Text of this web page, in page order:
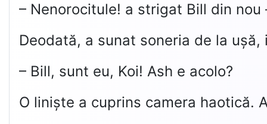
– Nenorocitule! a strigat Bill din
Deodată, a sunat soneria de la
– Bill, sunt eu, Koi! Ash e acolo?
O liniște a cuprins camera haotică.